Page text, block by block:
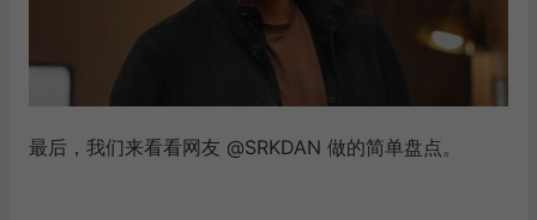
最后，我们来看看网友 @SRKDAN 做的简单盘点。